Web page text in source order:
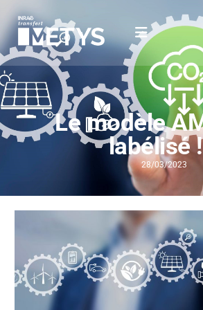
Le modèle
labélisé !
28/03/2023